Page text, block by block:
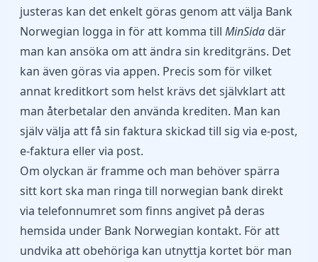
justeras kan det enkelt göras genom att välja Bank
Norwegian logga in för att komma till MinSida där
man kan ansöka om att ändra sin kreditgräns. Det
kan även göras via appen. Precis som för vilket
annat kreditkort som helst krävs det självklart att
man återbetalar den använda krediten. Man kan
själv välja att få sin faktura skickad till sig via e-post,
e-faktura eller via post.
Om olyckan är framme och man behöver spärra
sitt kort ska man ringa till norwegian bank direkt
via telefonnumret som finns angivet på deras
hemsida under Bank Norwegian kontakt. För att
undvika att obehöriga kan utnyttja kortet bör man